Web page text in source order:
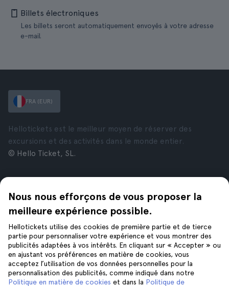
Billets électroniques
Les billets seront automatiquement envoyés à votre adresse
e-mail.
Nous nous efforçons de vous proposer la
meilleure expérience possible.
Hellotickets utilise des cookies de première partie et de tierce
partie pour personnaliser votre expérience et vous montrer des
publicités adaptées à vos intérêts. En cliquant sur « Accepter » ou
en ajustant vos préférences en matière de cookies, vous
acceptez l’utilisation de vos données personnelles pour la
personnalisation des publicités, comme indiqué dans notre
Politique en matière de cookies et dans la Politique de
FRA (EUR)
Hellotickets est le meilleur moyen de réserver des
excursions et des activités dans le monde entier.
© Hello Ticket, SL.
À propos de nous
Offres d’emploi
Avis
Confidentialité
Conditions générales
Mentions Légales
Cookies
New York
Rome
Londres
Grenade
Cracovie
Tenerife